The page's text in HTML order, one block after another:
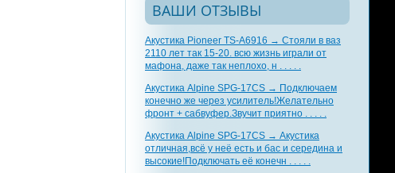
ВАШИ ОТЗЫВЫ
Акустика Pioneer TS-A6916 → Стояли в ваз
2110 лет так 15-20. всю жизнь играли от
мафона, даже так неплохо, н . . . . .
Акустика Alpine SPG-17CS → Подключаем
конечно же через усилитель!Желательно
фронт + сабвуфер.Звучит приятно . . . . .
Акустика Alpine SPG-17CS → Акустика
отличная,всё у неё есть и бас и середина и
высокие!Подключать её конечн . . . . .